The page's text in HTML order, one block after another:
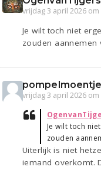
vrijdag 3 april 2026 om
Je wilt toch niet
zouden aannemen
pompelmoentje
vrijdag 3 april 2026 om
Je wilt toch
zouden
Uiterlijk is niet
iemand overkomt.